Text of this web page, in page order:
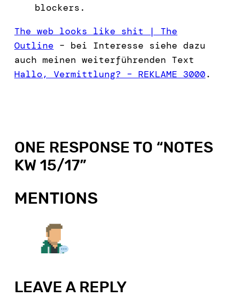
blockers.
The web looks like shit | The
Outline – bei Interesse siehe dazu
auch meinen weiterführenden Text
Hallo, Vermittlung? – REKLAME 3000.
ONE RESPONSE TO “NOTES
KW 15/17”
MENTIONS
LEAVE A REPLY